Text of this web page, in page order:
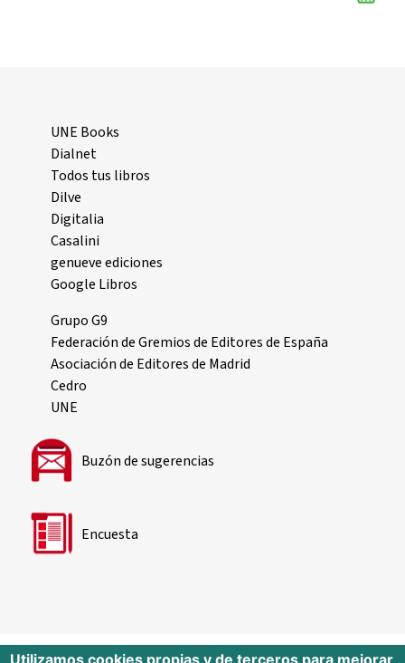
UNE Books
Dialnet
Todos tus libros
Dilve
Digitalia
Casalini
genueve ediciones
Google Libros
Grupo G9
Federación de Gremios de Editores de España
Asociación de Editores de Madrid
Cedro
UNE
Buzón de sugerencias
Encuesta
Utilizamos cookies propias y de terceros para mejorar